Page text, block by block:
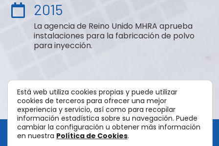
2015
La agencia de Reino Unido MHRA aprueba
instalaciones para la fabricación de polvo
para inyección.
Está web utiliza cookies propias y puede utilizar
cookies de terceros para ofrecer una mejor
experiencia y servicio, así como para recopilar
información estadística sobre su navegación. Puede
cambiar la configuración u obtener más información
en nuestra Política de Cookies.